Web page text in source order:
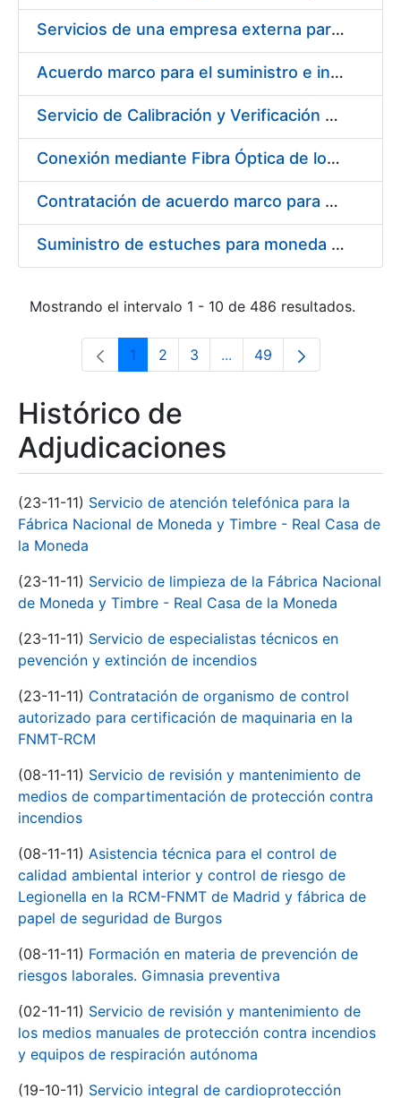
Servicios de una empresa externa para el asesoramiento y resolución de los recursos de alzada que se presentan relacionados con procesos de selección para la FNMT-RCM
Acuerdo marco para el suministro e instalación de persianas, estores y otros complementos
Servicio de Calibración y Verificación Externa de los Equipos de Medición del Servicio de Prevención de la FNMT-RCM
Conexión mediante Fibra Óptica de los Centros de Proceso de Datos (CPDs) de las sedes de la FNMT-RCM de Burgos y Madrid
Contratación de acuerdo marco para el Suministro de Material de Electricidad para la Fábrica Nacional de Moneda y Timbre-Real Casa de la Moneda en su centro de trabajo de Burgos
Suministro de estuches para moneda de 30 €
Mostrando el intervalo 1 - 10 de 486 resultados.
Página
1 Página
2 Página
3 ...Páginas intermedias Use
Página
49
Histórico de
Adjudicaciones
(23-11-11) Servicio de atención telefónica para la
Fábrica Nacional de Moneda y Timbre - Real Casa de
la Moneda
(23-11-11) Servicio de limpieza de la Fábrica Nacional
de Moneda y Timbre - Real Casa de la Moneda
(23-11-11) Servicio de especialistas técnicos en
pevención y extinción de incendios
(23-11-11) Contratación de organismo de control
autorizado para certificación de maquinaria en la
FNMT-RCM
(08-11-11) Servicio de revisión y mantenimiento de
medios de compartimentación de protección contra
incendios
(08-11-11) Asistencia técnica para el control de
calidad ambiental interior y control de riesgo de
Legionella en la RCM-FNMT de Madrid y fábrica de
papel de seguridad de Burgos
(08-11-11) Formación en materia de prevención de
riesgos laborales. Gimnasia preventiva
(02-11-11) Servicio de revisión y mantenimiento de
los medios manuales de protección contra incendios
y equipos de respiración autónoma
(19-10-11) Servicio integral de cardioprotección